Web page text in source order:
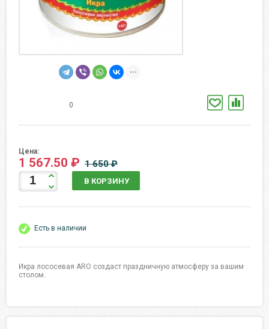
0
Цена:
1 567.50 ₽ 1 650 ₽
В КОРЗИНУ
Есть в наличии
Икра лососевая ARO создаст праздничную атмосферу за вашим
столом.